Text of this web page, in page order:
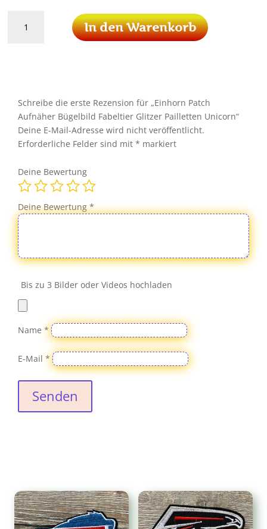
Patch
Pailletten
Unicorn
Menge
In den Warenkorb
Schreibe die erste Rezension für „Einhorn Patch
Aufnäher Bügelbild Fabeltier Glitzer Pailletten Unicorn“
Deine E-Mail-Adresse wird nicht veröffentlicht.
Erforderliche Felder sind mit* markiert
Deine Bewertung
Deine Bewertung*
Bis zu 3 Bilder oder Videos hochladen
Name*
E-Mail*
Senden